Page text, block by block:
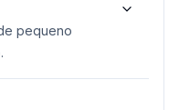
pequeno